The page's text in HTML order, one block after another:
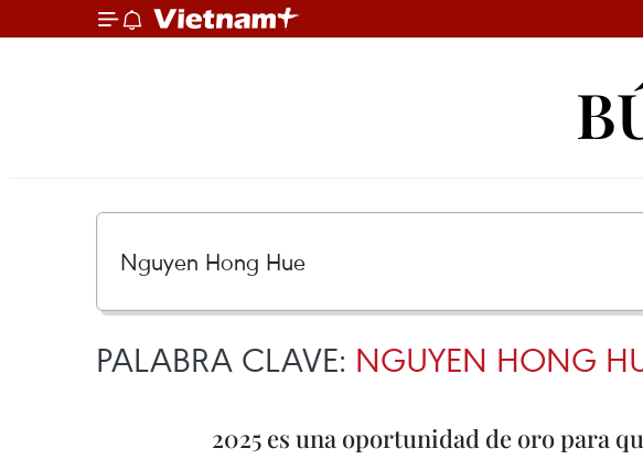
PALABRA CLAVE: NGUYEN HONG
2025 es una oportunidad de oro para